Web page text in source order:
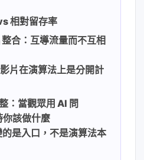
相對留存率
合：互導流量而不互相
片在演算法上是分開計
：當觀眾用 AI 問
該做什麼
是入口，不是演算法本